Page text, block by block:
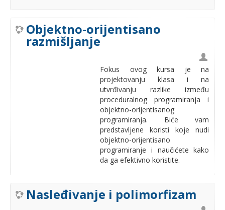
Objektno-orijentisano
razmišljanje
Fokus ovog kursa je na
projektovanju klasa i na
utvrđivanju razlike između
proceduralnog programiranja i
objektno-orijentisanog
programiranja. Biće vam
predstavljene koristi koje nudi
objektno-orijentisano
programiranje i naučićete kako
da ga efektivno koristite.
Nasleđivanje i polimorfizam